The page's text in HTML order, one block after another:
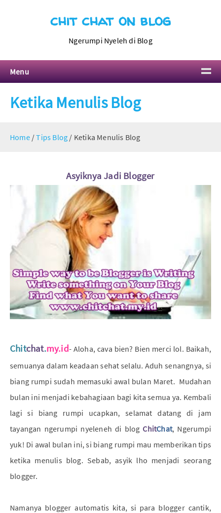
chit chat on blog
Ngerumpi Nyeleh di Blog
Menu
Ketika Menulis Blog
Home /Tips Blog / Ketika Menulis Blog
Asyiknya Jadi Blogger
Chitchat.my.id- Aloha, cava bien? Bien merci lol. Baikah,
semuanya dalam keadaan sehat selalu. Aduh senangnya, si
biang rumpi sudah memasuki awal bulan Maret. Mudahan
bulan ini menjadi kebahagiaan bagi kita semua ya. Kembali
lagi si biang rumpi ucapkan, selamat datang di jam
tayangan ngerumpi nyeleneh di blogChitChat, Ngerumpi
yuk! Di awal bulan ini, si biang rumpi mau memberikan tips
ketika menulis blog. Sebab, asyik lho menjadi seorang
blogger.
Namanya blogger automatis kita, si para blogger cantik,